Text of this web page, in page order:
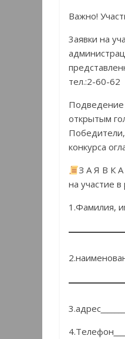
Важно!
3аявки на
тел.:2-60-62
Подведение
открытым
конкурса
З А Я В К
на участие
1.Фамилия,
3.адрес
4.Телефон